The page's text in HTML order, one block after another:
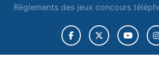
Règlements des jeux concours